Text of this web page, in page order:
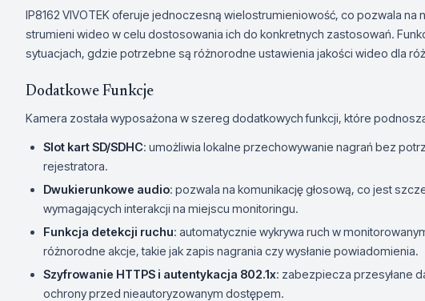
IP8162 VIVOTEK oferuje jednoczesną wielostrumieniowość, co pozwala na
strumieni wideo w celu dostosowania ich do konkretnych zastosowań.
sytuacjach, gdzie potrzebne są różnorodne ustawienia jakości wideo dla
Dodatkowe Funkcje
Kamera została wyposażona w szereg dodatkowych funkcji, które
Slot kart SD/SDHC: umożliwia lokalne przechowywanie nagrań bez
rejestratora.
Dwukierunkowe audio: pozwala na komunikację głosową, co jest
wymagających interakcji na miejscu monitoringu.
Funkcja detekcji ruchu: automatycznie wykrywa ruch w
różnorodne akcje, takie jak zapis nagrania czy wysłanie powiadomienia.
Szyfrowanie HTTPS i autentykacja 802.1x: zabezpiecza przesyłane
ochrony przed nieautoryzowanym dostępem.